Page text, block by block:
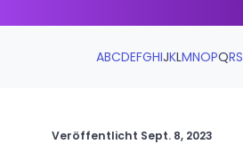
ABCDEFGHIJKLMNOPQRS
Veröffentlicht Sept. 8, 2023